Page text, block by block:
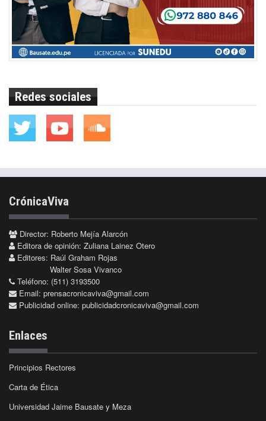
Redes sociales
CrónicaViva
Director: Roberto Mejía Alarcón
Editora de opinión: Zuliana Lainez Otero
Editores: Raúl Graham Rojas
Walter Sosa Vivanco
Teléfono: (511) 3193500
Email: prensacronicaviva@gmail.com
Publicidad online: publicidadcronicaviva@gmail.com
Enlaces
Principios Rectores
Carta de Ética
Universidad Jaime Bausate y Meza